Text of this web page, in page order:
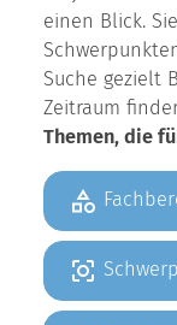
einen Blick.
Suche gezielt
Zeitraum
Themen, die